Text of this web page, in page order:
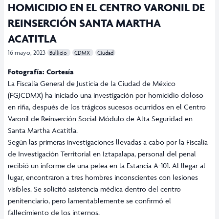
HOMICIDIO EN EL CENTRO VARONIL DE
REINSERCIÓN SANTA MARTHA
ACATITLA
16 mayo, 2023 Bullicio CDMX Ciudad
Fotografía: Cortesía
La Fiscalía General de Justicia de la Ciudad de México
(FGJCDMX) ha iniciado una investigación por homicidio doloso
en riña, después de los trágicos sucesos ocurridos en el Centro
Varonil de Reinserción Social Módulo de Alta Seguridad en
Santa Martha Acatitla.
Según las primeras investigaciones llevadas a cabo por la Fiscalía
de Investigación Territorial en Iztapalapa, personal del penal
recibió un informe de una pelea en la Estancia A-101. Al llegar al
lugar, encontraron a tres hombres inconscientes con lesiones
visibles. Se solicitó asistencia médica dentro del centro
penitenciario, pero lamentablemente se confirmó el
fallecimiento de los internos.